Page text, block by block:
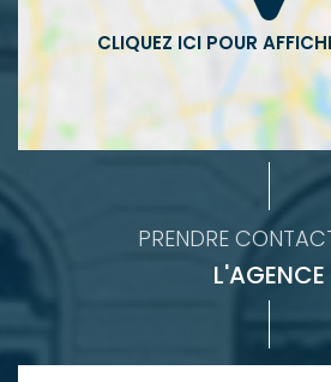
PRENDRE
L'AGENCE